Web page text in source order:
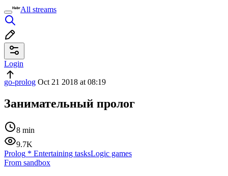
All streams
Login
go-prolog Oct 21 2018 at 08:19
Занимательный пролог
8 min
9.7K
Prolog * Entertaining tasksLogic games
From sandbox